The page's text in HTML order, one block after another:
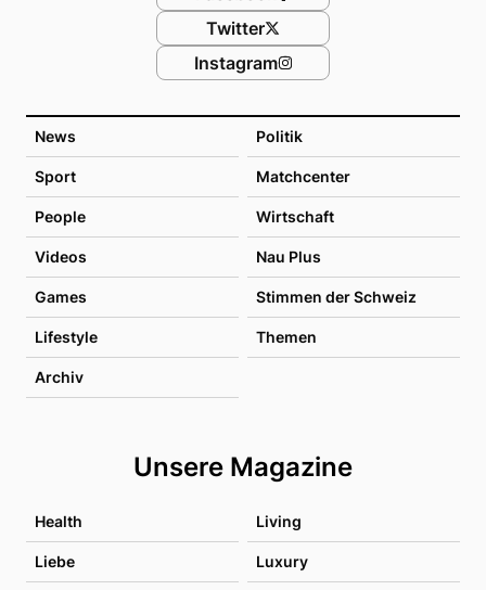
News Politik
Sport Matchcenter
People Wirtschaft
Videos Nau Plus
Games Stimmen der Schweiz
Lifestyle Themen
Archiv
Unsere Magazine
Health Living
Liebe Luxury
Twitter
Instagram